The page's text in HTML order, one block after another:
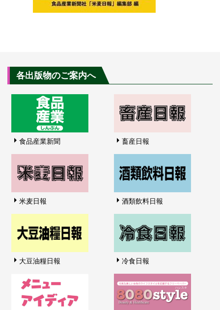
各出版物のご案内へ
食品産業新聞 畜産日報
米麦日報 酒類飲料日報
大豆油糧日報 冷食日報